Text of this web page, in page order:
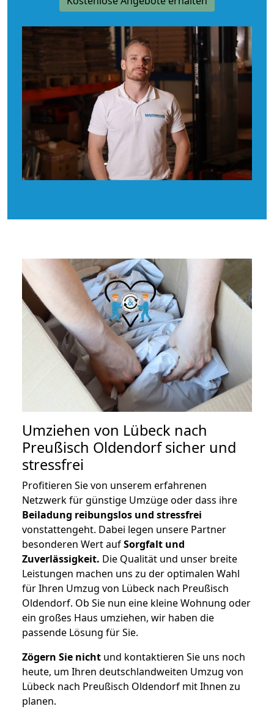
Umziehen von Lübeck nach
Preußisch Oldendorfsicher und
stressfrei
Profitieren Sie von unserem erfahrenen
Netzwerk für günstige Umzüge oder dass ihre
Beiladung reibungslos und stressfrei
vonstattengeht. Dabei legen unsere Partner
besonderen Wert aufSorgfalt und
Zuverlässigkeit. Die Qualität und unser breite
Leistungen machen uns zu der optimalen Wahl
für Ihren Umzug von Lübeck nach Preußisch
Oldendorf. Ob Sie nun eine kleine Wohnung oder
ein großes Haus umziehen, wir haben die
passende Lösung für Sie.
Zögern Sie nicht und kontaktieren Sie uns noch
heute, um Ihren deutschlandweiten Umzug von
Lübeck nach Preußisch Oldendorf mit Ihnen zu
planen.